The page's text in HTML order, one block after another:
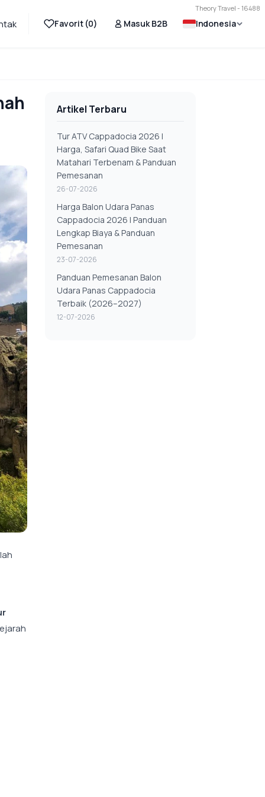
Theory Travel - 16488
Favorit (0) Masuk B2B Indonesia
Artikel Terbaru
Tur ATV Cappadocia 2026 |
Harga, Safari Quad Bike Saat
Matahari Terbenam & Panduan
Pemesanan
26-07-2026
Harga Balon Udara Panas
Cappadocia 2026 | Panduan
Lengkap Biaya & Panduan
Pemesanan
23-07-2026
Panduan Pemesanan Balon
Udara Panas Cappadocia
Terbaik (2026–2027)
12-07-2026